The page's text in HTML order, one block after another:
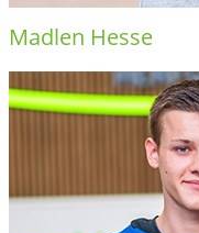
Madlen Hesse